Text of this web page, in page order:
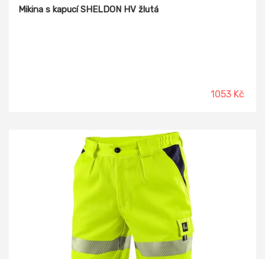
Mikina s kapucí SHELDON HV žlutá
1053 Kč